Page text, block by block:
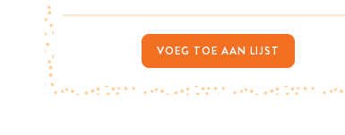
VOEG TOE AAN LIJST